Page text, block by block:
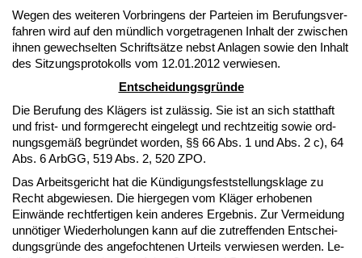
We­gen des wei­te­ren Vor­brin­gens der Par­tei­en im Be­ru­fungs­ver­
fah­ren wird auf den münd­lich vor­ge­tra­ge­nen In­halt der zwi­schen
ih­nen ge­wech­sel­ten Schriftsätze nebst An­la­gen so­wie den In­halt
des Sit­zungs­pro­to­kolls vom 12.01.2012 ver­wie­sen.
Ent­schei­dungs­gründe
Die Be­ru­fung des Klägers ist zulässig. Sie ist an sich statt­haft
und frist- und form­ge­recht ein­ge­legt und recht­zei­tig so­wie ord­
nungs­gemäß be­gründet wor­den, §§ 66 Abs. 1 und Abs. 2 c), 64
Abs. 6 ArbGG, 519 Abs. 2, 520 ZPO.
Das Ar­beits­ge­richt hat die Kündi­gungs­fest­stel­lungs­kla­ge zu
Recht ab­ge­wie­sen. Die hier­ge­gen vom Kläger er­ho­be­nen
Einwände recht­fer­ti­gen kein an­de­res Er­geb­nis. Zur Ver­mei­dung
unnöti­ger Wie­der­ho­lun­gen kann auf die zu­tref­fen­den Ent­schei­
dungs­gründe des an­ge­foch­te­nen Ur­teils ver­wie­sen wer­den. Le­